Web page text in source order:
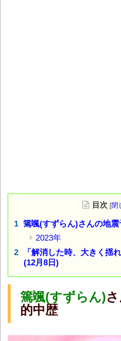
目次 [閉
篶颯(すずらん)さんの地
2023年
「解消した時、大きく揺
(12月8日)
篶颯(すずらん)
的中歴